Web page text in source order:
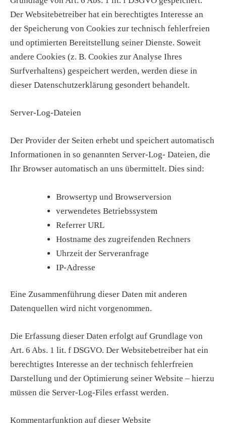
Der Websitebetreiber hat ein berechtigtes Interesse an
der Speicherung von Cookies zur technisch fehlerfreien
und optimierten Bereitstellung seiner Dienste. Soweit
andere Cookies (z. B. Cookies zur Analyse Ihres
Surfverhaltens) gespeichert werden, werden diese in
dieser Datenschutzerklärung gesondert behandelt.
Server-Log-Dateien
Der Provider der Seiten erhebt und speichert automatisch
Informationen in so genannten Server-Log- Dateien, die
Ihr Browser automatisch an uns übermittelt. Dies sind:
Browsertyp und Browserversion
verwendetes Betriebssystem
Referrer URL
Hostname des zugreifenden Rechners
Uhrzeit der Serveranfrage
IP-Adresse
Eine Zusammenführung dieser Daten mit anderen
Datenquellen wird nicht vorgenommen.
Die Erfassung dieser Daten erfolgt auf Grundlage von
Art. 6 Abs. 1 lit. f DSGVO. Der Websitebetreiber hat ein
berechtigtes Interesse an der technisch fehlerfreien
Darstellung und der Optimierung seiner Website – hierzu
müssen die Server-Log-Files erfasst werden.
Kommentarfunktion auf dieser Website